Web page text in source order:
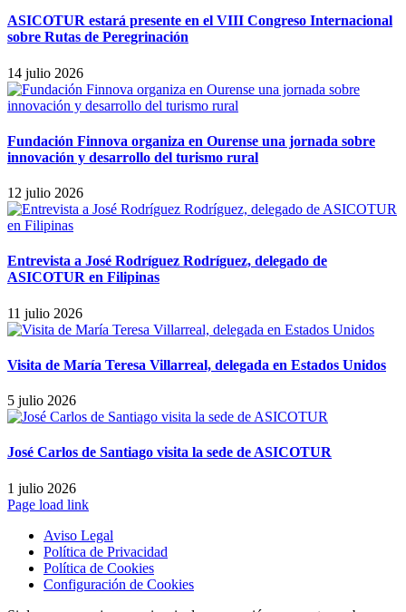
ASICOTUR estará presente en el VIII Congreso Internacional
sobre Rutas de Peregrinación
14 julio 2026
Fundación Finnova organiza en Ourense una jornada sobre
innovación y desarrollo del turismo rural
12 julio 2026
Entrevista a José Rodríguez Rodríguez, delegado de
ASICOTUR en Filipinas
11 julio 2026
Visita de María Teresa Villarreal, delegada en Estados Unidos
5 julio 2026
José Carlos de Santiago visita la sede de ASICOTUR
1 julio 2026
Page load link
Aviso Legal
Política de Privacidad
Política de Cookies
Configuración de Cookies